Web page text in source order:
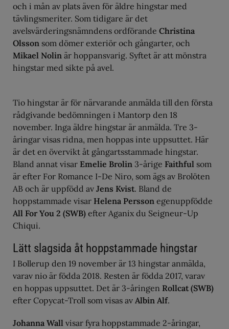
och i mån av plats även för äldre hingstar med
tävlingsmeriter. Som tidigare är det
avelsvärderingsnämndens ordförande Christina
Olsson som dömer exteriör och gångarter, och
Mikael Nolin är hoppansvarig. Syftet är att mönstra
hingstar med sikte på avel.
Tio hingstar är för närvarande anmälda till den första
rådgivande bedömningen i Mantorp den 18
november. Inga äldre hingstar är anmälda. Tre 3-
åringar visas ridna, men hoppas inte uppsuttet. Här
är det en övervikt åt gångartsstammade hingstar.
Bland annat visar Emelie Brolin 3-årige Faithful som
är efter For Romance I-De Niro, som ägs av Brolöten
AB och är uppfödd av Jens Kvist. Bland de
hoppstammade visar Helena Persson egenuppfödde
All For You 2 (SWB) efter Aganix du Seigneur-Up
Chiqui.
Lätt slagsida åt hoppstammade hingstar
I Bollerup den 19 november är 13 hingstar anmälda,
varav nio är födda 2018. Resten är födda 2017, varav
en hoppas uppsuttet. Det är 3-åringen Rollcat (SWB)
efter Copycat-Troll som visas av Albin Alf.
Johanna Wall visar fyra hoppstammade 2-åringar,